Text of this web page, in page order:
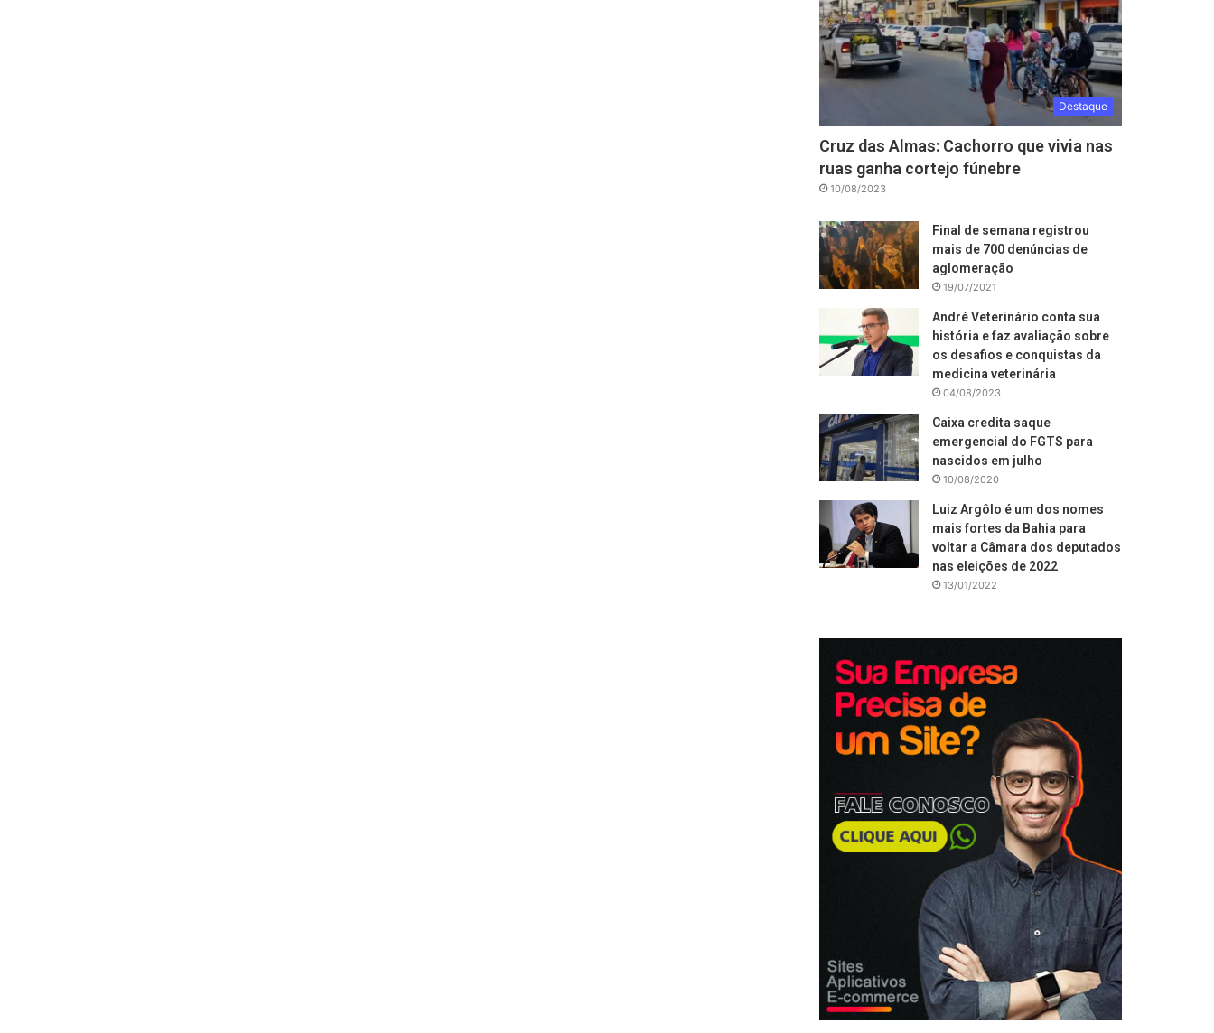
Destaque
Cruz das Almas: Cachorro que vivia nas
ruas ganha cortejo fúnebre
10/08/2023
Final de semana registrou
mais de 700 denúncias de
aglomeração
19/07/2021
André Veterinário conta sua
história e faz avaliação sobre
os desafios e conquistas da
medicina veterinária
04/08/2023
Caixa credita saque
emergencial do FGTS para
nascidos em julho
10/08/2020
Luiz Argôlo é um dos nomes
mais fortes da Bahia para
voltar a Câmara dos deputados
nas eleições de 2022
13/01/2022